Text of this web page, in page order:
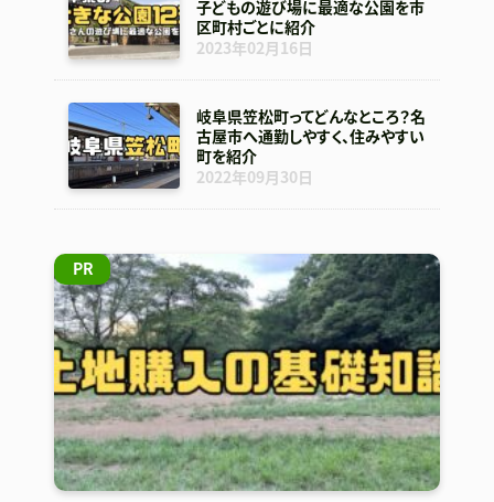
子どもの遊び場に最適な公園を市
区町村ごとに紹介
2023年02月16日
岐阜県笠松町ってどんなところ？名
古屋市へ通勤しやすく、住みやすい
町を紹介
2022年09月30日